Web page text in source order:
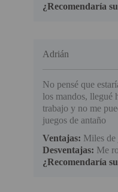
¿Recomendaría
Adrián
No pensé que
los mandos, llegué
trabajo y no me
juegos de antaño
Ventajas: Miles de
Desventajas: Me
¿Recomendaría